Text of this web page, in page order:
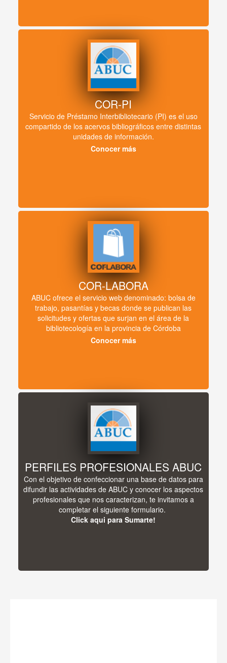
COR-PI
Servicio de Préstamo Interbibliotecario (PI) es el uso
compartido de los acervos bibliográficos entre distintas
unidades de información.
Conocer más
COR-LABORA
ABUC ofrece el servicio web denominado: bolsa de
trabajo, pasantías y becas donde se publican las
solicitudes y ofertas que surjan en el área de la
bibliotecología en la provincia de Córdoba
Conocer más
PERFILES PROFESIONALES ABUC
Con el objetivo de confeccionar una base de datos para
difundir las actividades de ABUC y conocer los aspectos
profesionales que nos caracterizan, te invitamos a
completar el siguiente formulario.
Click aqui para Sumarte!